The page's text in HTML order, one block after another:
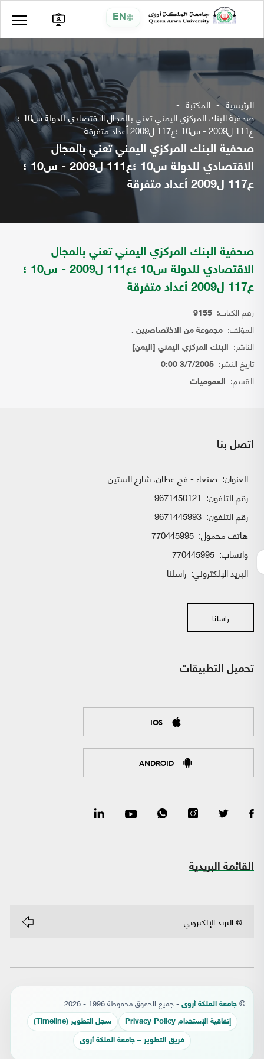
EN
الرئيسية المكتبة
صحفية البنك المركزي اليمني تعني بالمجال الاقتصادي للدولة س10 ؛
ع111 ل2009 - س10 ؛ع117 ل2009 أعداد متفرقة
صحفية البنك المركزي اليمني تعني بالمجال
الاقتصادي للدولة س10 ؛ع111 ل2009 - س10 ؛
ع117 ل2009 أعداد متفرقة
صحفية البنك المركزي اليمني تعني بالمجال
الاقتصادي للدولة س10 ؛ع111 ل2009 - س10 ؛
ع117 ل2009 أعداد متفرقة
رقم الكتاب: 9155
المؤلف: مجموعة من الاختصاصيين .
الناشر: البنك المركزي اليمني [اليمن]
تاريخ النشر: 3/7/2005 0:00
القسم: العموميات
اتصل بنا
العنوان: صنعاء - فج عطان، شارع الستين
رقم التلفون: 9671450121
رقم التلفون: 9671445993
هاتف محمول: 770445995
واتساب:
البريد الإلكتروني: راسلنا
راسلنا
تحميل التطبيقات
IOS
ANDROID
القائمة البريدية
© جامعة الملكة أروى - جميع الحقوق محفوظة 1996 - 2026
إتفاقية الإستخدام Privacy Policy سجل التطوير (Timeline)
فريق التطوير – جامعة الملكة أروى